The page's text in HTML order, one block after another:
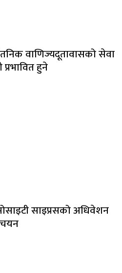
वाणिज्यदूतावासको सेवा
हुने
साइप्रसको अधिवेशन
चयन